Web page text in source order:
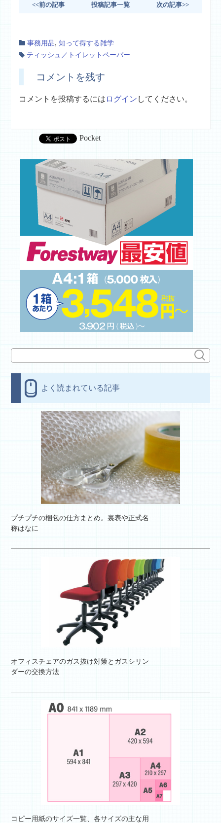
<<前の記事 投稿記事一覧 次の記事>>
事務用品,知って得する雑学
ティッシュ／トイレットペーパー
コメントを残す
コメントを投稿するには ログイン してください。
Pocket
よく読まれている記事
プチプチの梱包の仕方まとめ。裏表や正式名
称はなに
オフィスチェアのガス抜け対策とガスシリン
ダーの交換方法
コピー用紙のサイズ一覧、各サイズの主な用